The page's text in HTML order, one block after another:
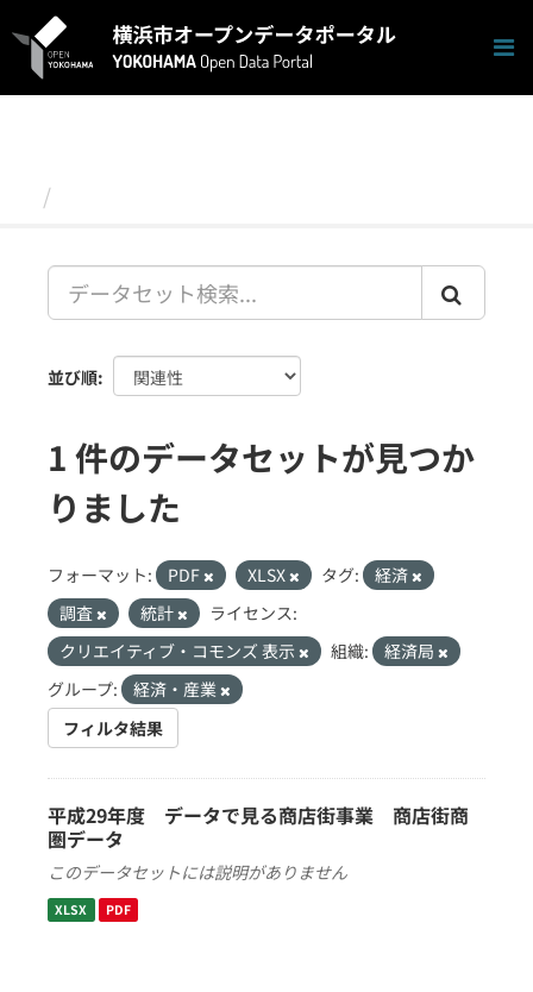
キ
並び順
1 件のデータセットが見つか
りました
フォーマット: PDF XLSX タグ:
経済
調査
統計
ライセンス:
クリエイティブ・コモンズ 表示
組織:
経済局
グループ:
経済・産業
フィルタ結果
平成29年度 データで見る商店街事業 商店街商
圏データ
このデータセットには説明がありません
XLSX PDF